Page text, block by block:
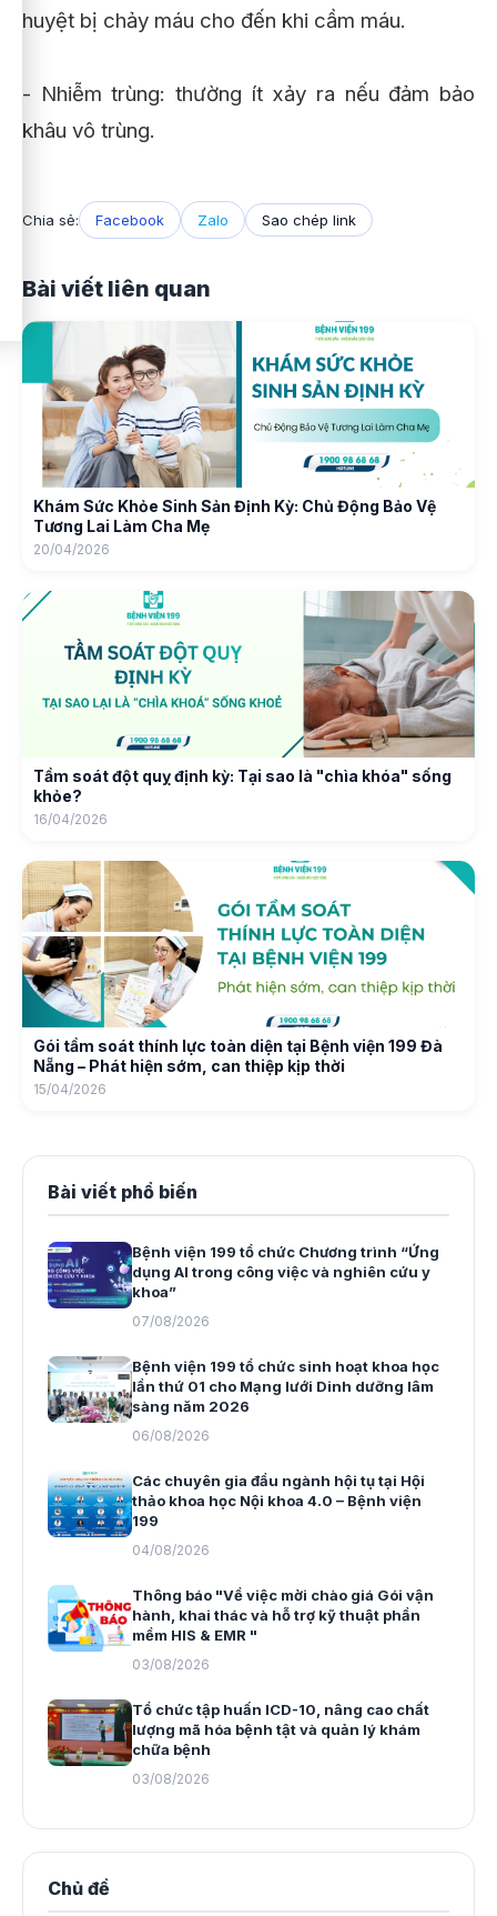
huyệt bị chảy máu cho đến khi cầm máu.
- Nhiễm trùng: thường ít xảy ra nếu đảm bảo
khâu vô trùng.
Chia sẻ: Facebook Zalo Sao chép link
Bài viết liên quan
Khám Sức Khỏe Sinh Sản Định Kỳ: Chủ Động Bảo Vệ
Tương Lai Làm Cha Mẹ
20/04/2026
Tầm soát đột quỵ định kỳ: Tại sao là "chìa khóa" sống
khỏe?
16/04/2026
Gói tầm soát thính lực toàn diện tại Bệnh viện 199 Đà
Nẵng – Phát hiện sớm, can thiệp kịp thời
15/04/2026
Bài viết phổ biến
Bệnh viện 199 tổ chức Chương trình “Ứng
dụng AI trong công việc và nghiên cứu y
khoa”
07/08/2026
Bệnh viện 199 tổ chức sinh hoạt khoa học
lần thứ 01 cho Mạng lưới Dinh dưỡng lâm
sàng năm 2026
06/08/2026
Các chuyên gia đầu ngành hội tụ tại Hội
thảo khoa học Nội khoa 4.0 – Bệnh viện
199
04/08/2026
Thông báo "Về việc mời chào giá Gói vận
hành, khai thác và hỗ trợ kỹ thuật phần
mềm HIS & EMR "
03/08/2026
Tổ chức tập huấn ICD-10, nâng cao chất
lượng mã hóa bệnh tật và quản lý khám
chữa bệnh
03/08/2026
Chủ đề